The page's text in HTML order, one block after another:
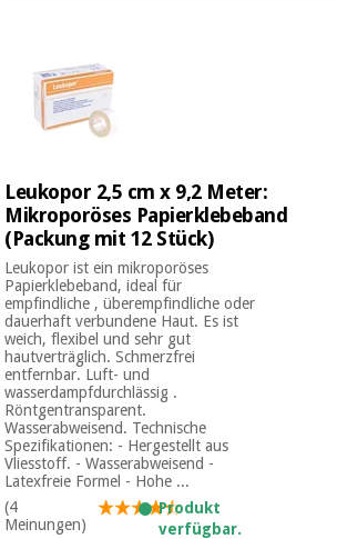
Angebote
Fisaude
Tech
Academy
Klinische
möbel
Therapeutische
schränke
Essentielles
schutzmaterial
für
coronaviren
Aerobic,
fitness
und
pilates
Sport
und
Nachricht
Outlet
Fisaude
Tech
Academy
Traditionelle
chinesische
Klinische
möbel
Therapeutische
schränke
Essentielles
schutzmaterial
für
coronaviren
Leukopor 2,5 cm x 9,2 Meter:
Mikroporöses Papierklebeband
(Packung mit 12 Stück)
Leukopor ist ein mikroporöses
Papierklebeband, ideal für
empfindliche , überempfindliche oder
dauerhaft verbundene Haut. Es ist
weich, flexibel und sehr gut
hautverträglich. Schmerzfrei
entfernbar. Luft- und
wasserdampfdurchlässig .
Röntgentransparent.
Wasserabweisend. Technische
Spezifikationen: - Hergestellt aus
Vliesstoff. - Wasserabweisend -
Latexfreie Formel - Hohe ...
(4
Meinungen)
Produkt
verfügbar.